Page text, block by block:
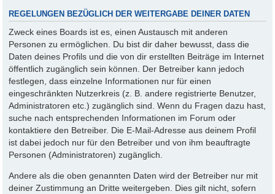
REGELUNGEN BEZÜGLICH DER WEITERGABE DEINER DATEN
Zweck eines Boards ist es, einen Austausch mit anderen
Personen zu ermöglichen. Du bist dir daher bewusst, dass die
Daten deines Profils und die von dir erstellten Beiträge im Internet
öffentlich zugänglich sein können. Der Betreiber kann jedoch
festlegen, dass einzelne Informationen nur für einen
eingeschränkten Nutzerkreis (z. B. andere registrierte Benutzer,
Administratoren etc.) zugänglich sind. Wenn du Fragen dazu hast,
suche nach entsprechenden Informationen im Forum oder
kontaktiere den Betreiber. Die E-Mail-Adresse aus deinem Profil
ist dabei jedoch nur für den Betreiber und von ihm beauftragte
Personen (Administratoren) zugänglich.
Andere als die oben genannten Daten wird der Betreiber nur mit
deiner Zustimmung an Dritte weitergeben. Dies gilt nicht, sofern